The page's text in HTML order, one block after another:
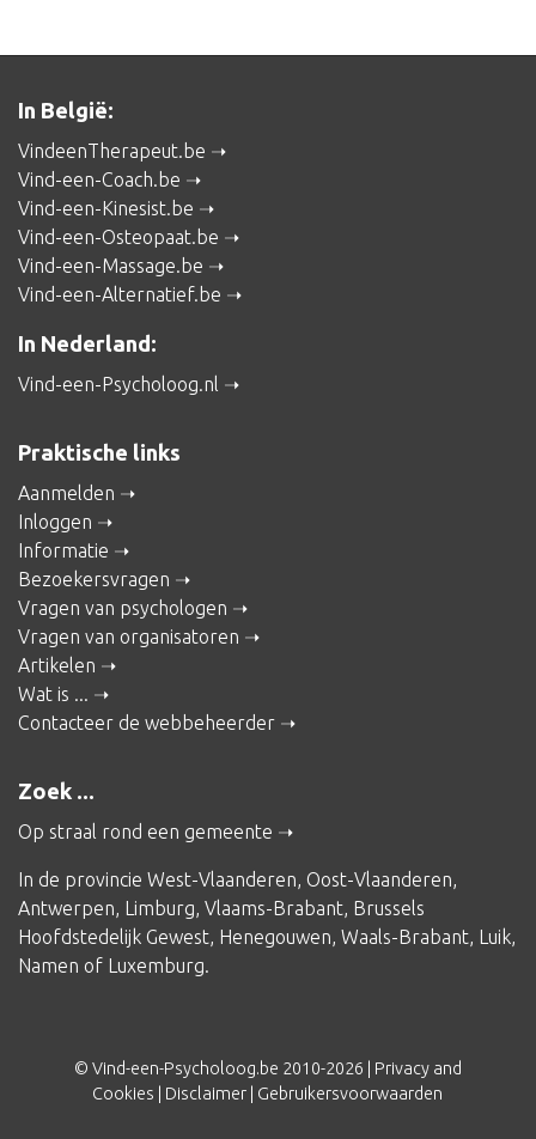
In België:
VindeenTherapeut.be
Vind-een-Coach.be
Vind-een-Kinesist.be
Vind-een-Osteopaat.be
Vind-een-Massage.be
Vind-een-Alternatief.be
In Nederland:
Vind-een-Psycholoog.nl
Praktische links
Aanmelden
Inloggen
Informatie
Bezoekersvragen
Vragen van psychologen
Vragen van organisatoren
Artikelen
Wat is ...
Contacteer de webbeheerder
Zoek ...
Op straal rond een gemeente
In de provincie West-Vlaanderen, Oost-Vlaanderen,
Antwerpen, Limburg, Vlaams-Brabant, Brussels
Hoofdstedelijk Gewest, Henegouwen, Waals-Brabant, Luik,
Namen of Luxemburg.
© Vind-een-Psycholoog.be 2010-2026 | Privacy and
Cookies
Disclaimer Gebruikersvoorwaarden